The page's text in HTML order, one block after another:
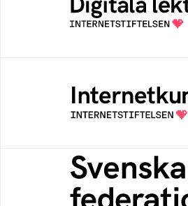
Öppen digital lärresurs med
för alla stadier i
Samlad kunskap som
säker och medveten
Svenska
Grunden för medlemskap i
kontextspecifik